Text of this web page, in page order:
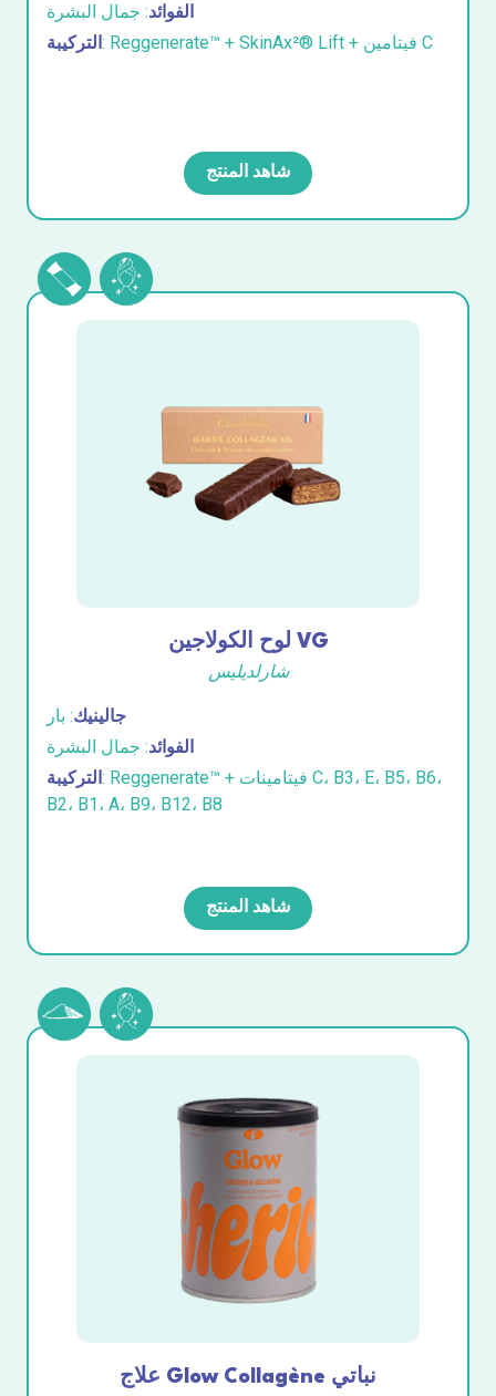
الفوائد: جمال البشرة
التركيبة
: Reggenerate™ + SkinAx²® Lift + فيتامين C
شاهد المنتج
لوح الكولاجين VG
شارلديليس
جالينيك: بار
الفوائد: جمال البشرة
التركيبة: Reggenerate™ + فيتامينات C، B3، E، B5، B6،
B2، B1، A، B9، B12، B8
شاهد المنتج
علاج Glow Collagène نباتي